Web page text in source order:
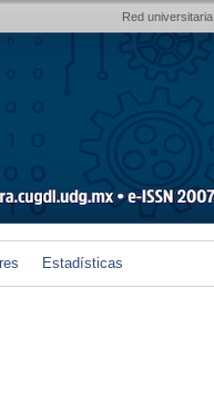
Red universitaria
Estadísticas